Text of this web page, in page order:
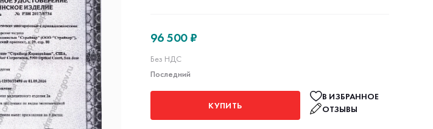
96 500 ₽
Без НДС
Последний
КУПИТЬ
В ИЗБРАННОЕ
ОТЗЫВЫ